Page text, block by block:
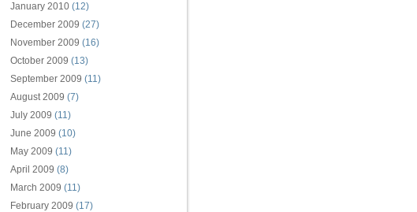
January 2010 (12)
December 2009 (27)
November 2009 (16)
October 2009 (13)
September 2009 (11)
August 2009 (7)
July 2009 (11)
June 2009 (10)
May 2009 (11)
April 2009 (8)
March 2009 (11)
February 2009 (17)